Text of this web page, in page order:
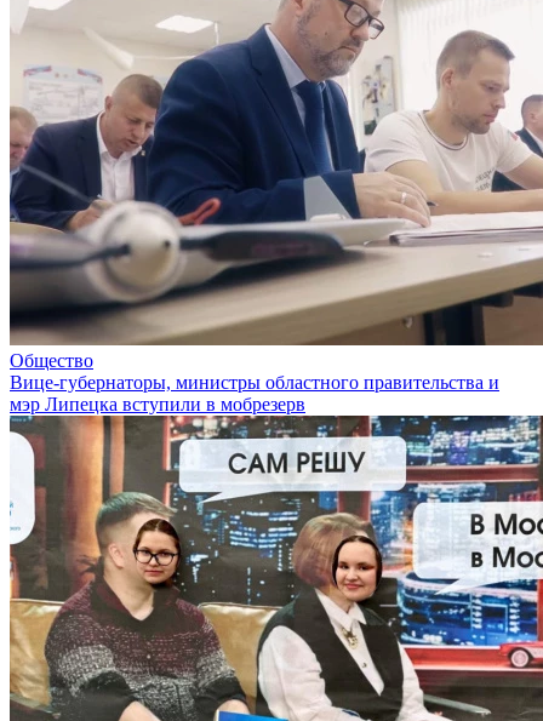
Общество
Вице-губернаторы, министры областного правительства и
мэр Липецка вступили в мобрезерв